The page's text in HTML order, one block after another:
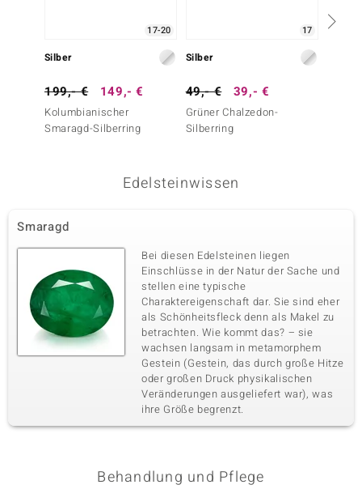
17-20
Silber
199,- € 149,- €
Kolumbianischer
Smaragd-Silberring
17
Silber
49,- € 39,- €
Grüner Chalzedon-
Silberring
Edelsteinwissen
Smaragd
Bei diesen Edelsteinen liegen
Einschlüsse in der Natur der Sache und
stellen eine typische
Charaktereigenschaft dar. Sie sind eher
als Schönheitsfleck denn als Makel zu
betrachten. Wie kommt das? – sie
wachsen langsam in metamorphem
Gestein (Gestein, das durch große Hitze
oder großen Druck physikalischen
Veränderungen ausgeliefert war), was
ihre Größe begrenzt.
Behandlung und Pflege